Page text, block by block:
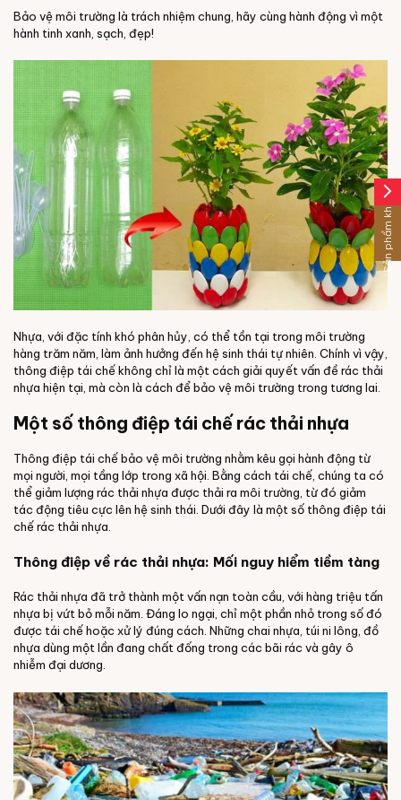
Bảo vệ môi trường là trách nhiệm chung, hãy cùng hành động vì một
hành tinh xanh, sạch, đẹp!
Nhựa, với đặc tính khó phân hủy, có thể tồn tại trong môi trường
hàng trăm năm, làm ảnh hưởng đến hệ sinh thái tự nhiên. Chính vì vậy,
thông điệp tái chế không chỉ là một cách giải quyết vấn đề rác thải
nhựa hiện tại, mà còn là cách để bảo vệ môi trường trong tương lai.
Một số thông điệp tái chế rác thải nhựa
Thông điệp tái chế bảo vệ môi trường nhằm kêu gọi hành động từ
mọi người, mọi tầng lớp trong xã hội. Bằng cách tái chế, chúng ta có
thể giảm lượng rác thải nhựa được thải ra môi trường, từ đó giảm
tác động tiêu cực lên hệ sinh thái. Dưới đây là một số thông điệp tái
chế rác thải nhựa.
Thông điệp về rác thải nhựa: Mối nguy hiểm tiềm tàng
Rác thải nhựa đã trở thành một vấn nạn toàn cầu, với hàng triệu tấn
nhựa bị vứt bỏ mỗi năm. Đáng lo ngại, chỉ một phần nhỏ trong số đó
được tái chế hoặc xử lý đúng cách. Những chai nhựa, túi ni lông, đồ
nhựa dùng một lần đang chất đống trong các bãi rác và gây ô
nhiễm đại dương.
arrow_forward_ios
Sản phẩm khác